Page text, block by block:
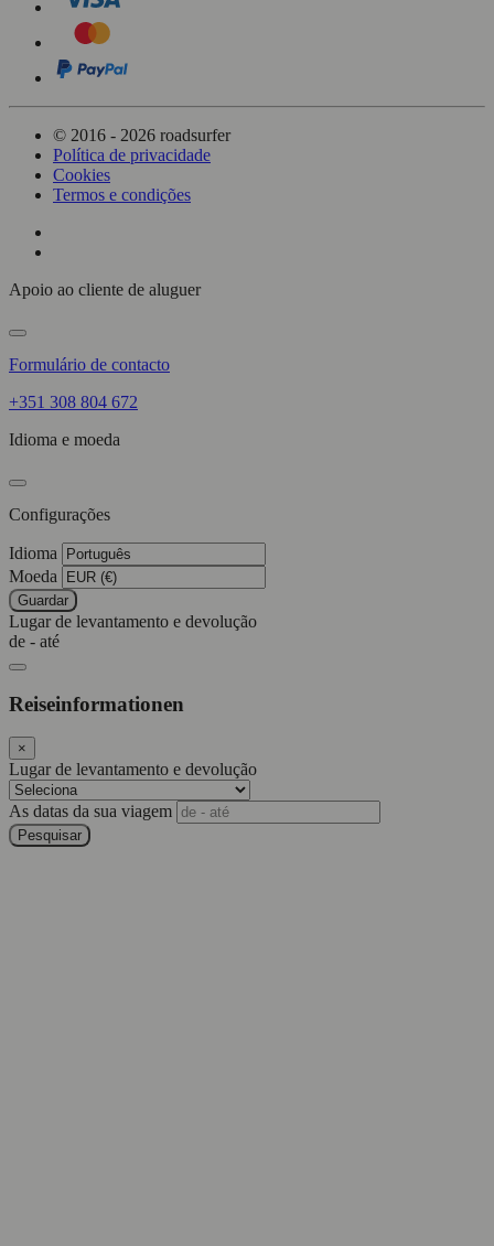
© 2016 - 2026 roadsurfer
Política de privacidade
Cookies
Termos e condições
Apoio ao cliente de aluguer
Formulário de contacto
+351 308 804 672
Idioma e moeda
Configurações
Idioma
Moeda
Guardar
Lugar de levantamento e devolução
de - até
Reiseinformationen
×
Lugar de levantamento e devolução
As datas da sua viagem
Pesquisar